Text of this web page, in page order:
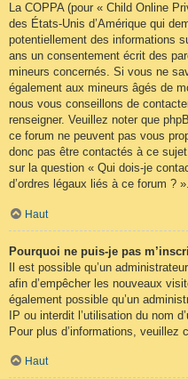
La COPPA (pour « Child Online
des États-Unis d’Amérique qui
potentiellement des informations
ans un consentement écrit des
mineurs concernés. Si vous ne
également aux mineurs âgés de
nous vous conseillons de
renseigner. Veuillez noter que
ce forum ne peuvent pas vous
donc pas être contactés à ce
sur la question « Qui dois-je
d’ordres légaux liés à ce forum ? ».
Haut
Pourquoi ne puis-je pas
Il est possible qu’un
afin d’empêcher les nouveaux
également possible qu’un
IP ou interdit l’utilisation du nom
Pour plus d’informations, veuillez
Haut